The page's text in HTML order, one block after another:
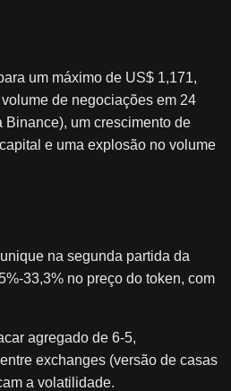
um máximo de US$ 1,171,
de negociações em 24
um crescimento de
e uma explosão no volume
na segunda partida da
33,3% no preço do token, com
agregado de 6-5,
exchanges (versão de casas
a volatilidade.